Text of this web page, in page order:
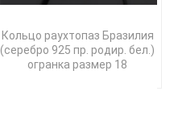
Кольцо раухтопаз Бразилия
(серебро 925 пр. родир. бел.)
огранка размер 18